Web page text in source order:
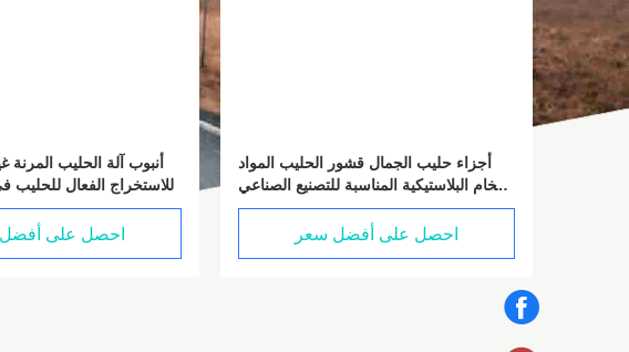
للاستخراج الفعال للحليب
احصل على
أجزاء حليب الجمال قشور الحليب المواد
الخام البلاستيكية المناسبة للتصنيع الصناعي
توفر القوة والمرونة
احصل على أفضل سعر